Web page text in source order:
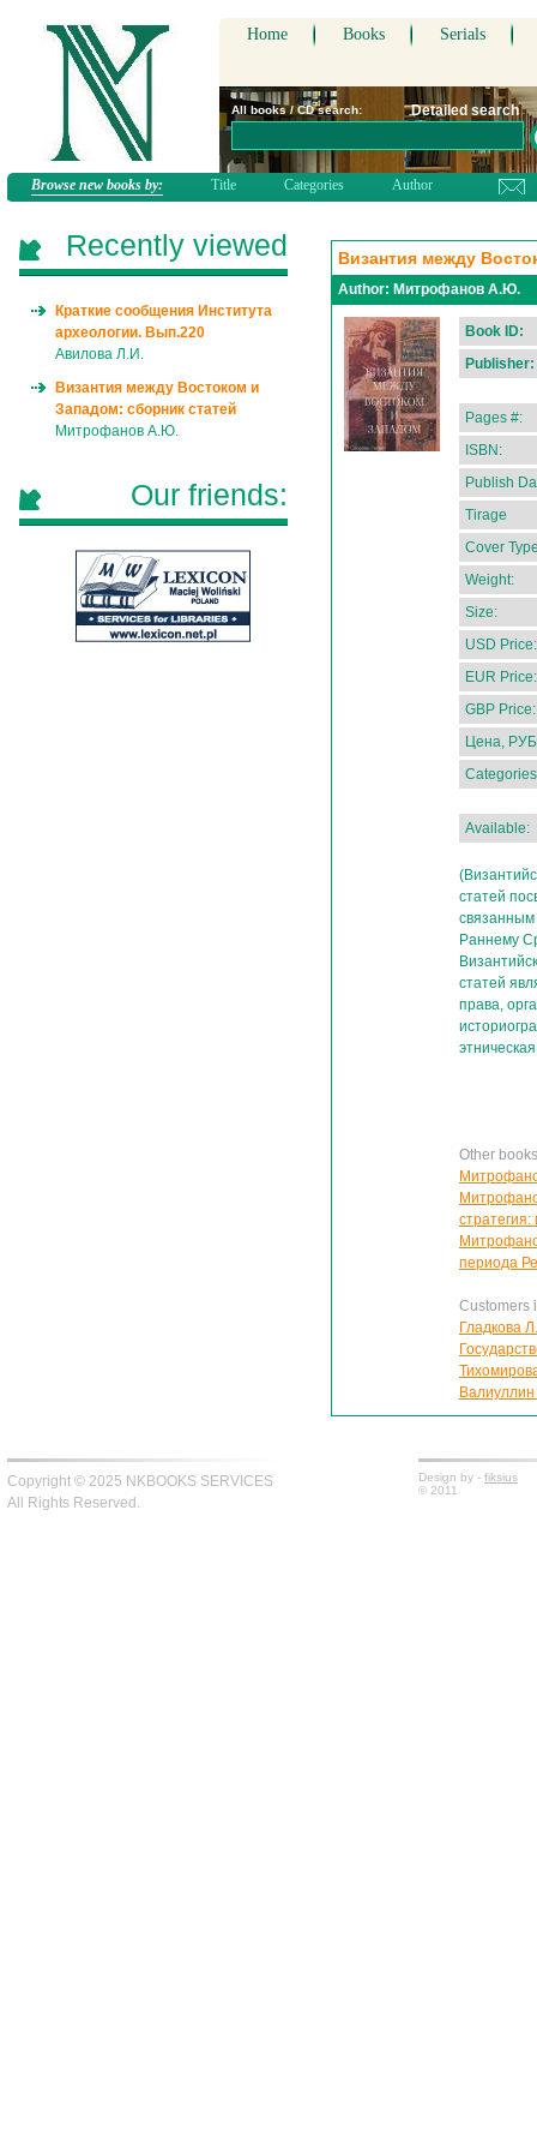
Home Books Serials
All books / CD search: Detailed search
Browse new books by: Title Categories Author
Византия между
Author: Митрофанов А.Ю.
Book ID:
Publisher:
Pages #:
ISBN:
Publish
Tirage
Cover
Weight:
Size:
USD Price:
EUR Price:
GBP Price:
Цена,
Available:
статей
связанным
Раннему
статей
права,
Other
периода
Customers
Гладкова
Recently viewed
Краткие сообщения Института
археологии. Вып.220
Авилова Л.И.
Византия между Востоком и
Западом: сборник статей
Митрофанов А.Ю.
Our friends:
Copyright © 2025 NKBOOKS SERVICES
All Rights Reserved.
Design by - fiksius
© 2011